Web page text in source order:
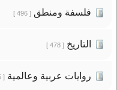
فلسفة ومنطق[ 496 ]
التاريخ[ 478 ]
روايات عربية وعالمية[ 395 ]